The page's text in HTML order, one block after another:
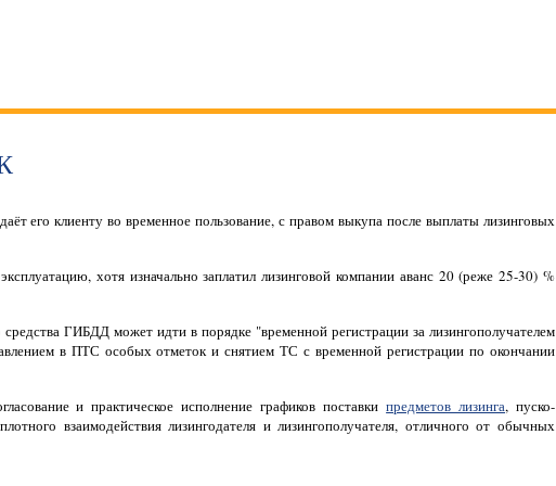
его клиенту во временное пользование, с правом выкупа после выплаты лизинговых
хотя изначально заплатил лизинговой компании аванс 20 (реже 25-30) %
ГИБДД может идти в порядке "временной регистрации за лизингополучателем
в ПТС особых отметок и снятием ТС с временной регистрации по окончании
и практическое исполнение графиков поставкипредметов лизинга, пуско-
взаимодействия лизингодателя и лизингополучателя, отличного от обычных